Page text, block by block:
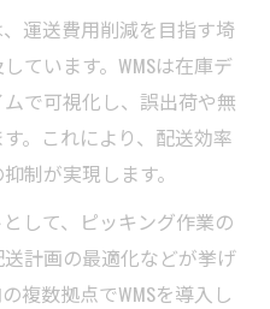
運送費用削減を目指す埼
ています。WMSは在庫デ
で可視化し、誤出荷や無
。これにより、配送効率
制が実現します。
して、ピッキング作業の
計画の最適化などが挙げ
複数拠点でWMSを導入し